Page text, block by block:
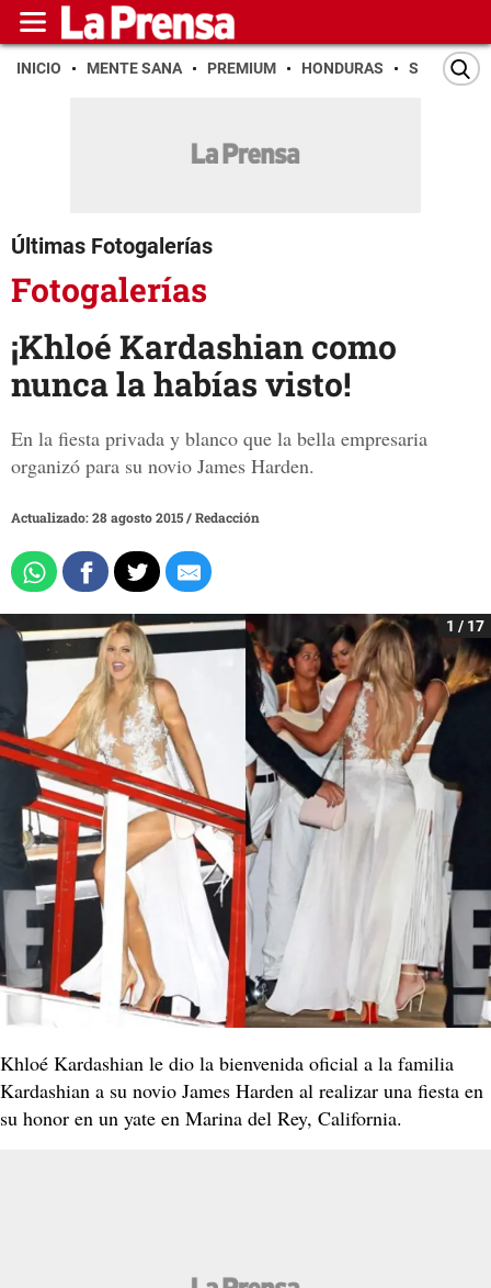
INICIO MENTE SANA PREMIUM HONDURAS SAN PEDRO
Últimas Fotogalerías
Fotogalerías
¡Khloé Kardashian como
nunca la habías visto!
En la fiesta privada y blanco que la bella empresaria
organizó para su novio James Harden.
Actualizado: 28 agosto 2015/Redacción
1 / 17
Khloé Kardashian le dio la bienvenida oficial a la familia
Kardashian a su novio James Harden al realizar una fiesta en
su honor en un yate en Marina del Rey, California.